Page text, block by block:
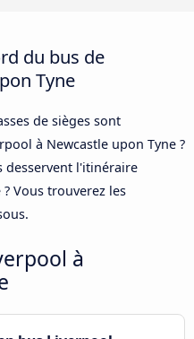
du bus de
Tyne
de sièges sont
à Newcastle upon Tyne ?
desservent l'itinéraire
Vous trouverez les
à